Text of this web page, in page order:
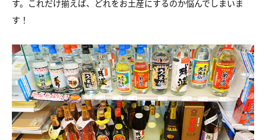
す。 これだけ揃えば、どれをお土産にするのか悩んでしまいま
す！